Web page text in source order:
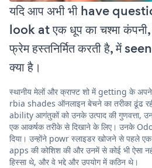
यदि आप अभी भी have
look at एक धूप का चश्मा
फ्रेम हस्तनिर्मित करती है, में
क्या है।
स्थानीय मेलों और क्राफ्ट शो में getting के अपने
rbia shades ऑनलाइन बेचने का तरीका ढूंढ
ability आगंतुकों को उनके उत्पाद की गुणवत्ता,
एक आकर्षक तरीके से दिखाने के लिए। उनके
दिया। उन्होंने powr स्लाइडर खोजने से
apps की कोशिश की और उनमें से कोई भी ऐसा
हिस्सा थे, और वे भद्दे और उपयोग में कठिन थे।